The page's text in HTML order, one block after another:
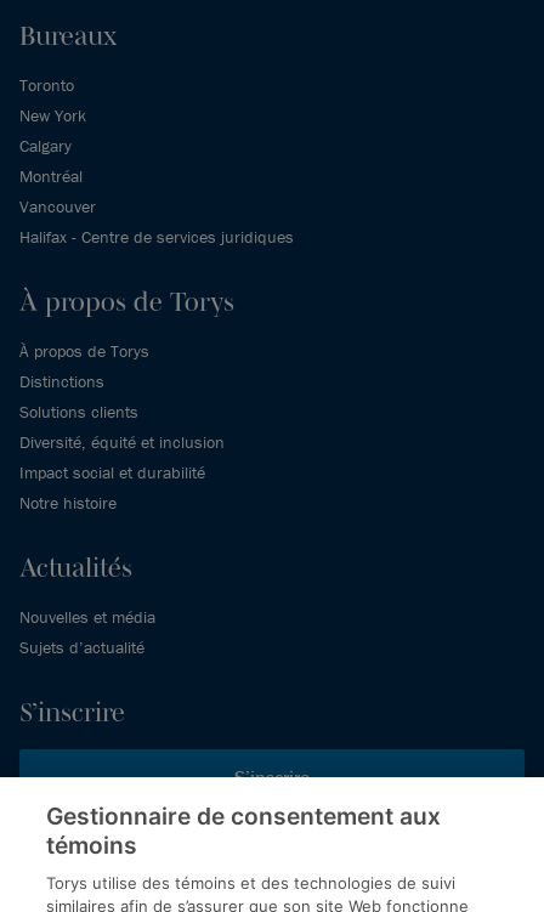
Bureaux
Toronto
New York
Calgary
Montréal
Vancouver
Halifax - Centre de services juridiques
À propos de Torys
À propos de Torys
Distinctions
Solutions clients
Diversité, équité et inclusion
Impact social et durabilité
Notre histoire
Actualités
Nouvelles et média
Sujets d’actualité
S’inscrire
S’inscrire
Inscrivez-vous aux publications de Torys pour recevoir nos derniers
commentaires, notre calendrier de webinaires et d’événements et
plus encore.
Gestionnaire de consentement aux
témoins
Torys utilise des témoins et des technologies de suivi
similaires afin de s’assurer que son site Web fonctionne